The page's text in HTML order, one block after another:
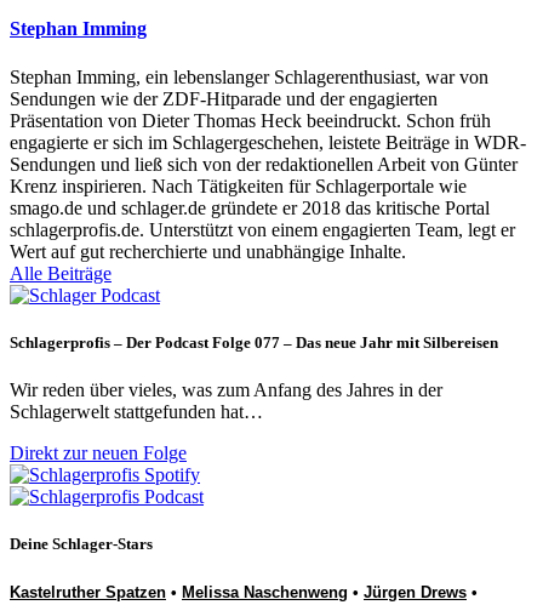
Stephan Imming
Stephan Imming, ein lebenslanger Schlagerenthusiast, war von
Sendungen wie der ZDF-Hitparade und der engagierten
Präsentation von Dieter Thomas Heck beeindruckt. Schon früh
engagierte er sich im Schlagergeschehen, leistete Beiträge in WDR-
Sendungen und ließ sich von der redaktionellen Arbeit von Günter
Krenz inspirieren. Nach Tätigkeiten für Schlagerportale wie
smago.de und schlager.de gründete er 2018 das kritische Portal
schlagerprofis.de. Unterstützt von einem engagierten Team, legt er
Wert auf gut recherchierte und unabhängige Inhalte.
Alle Beiträge
Schlagerprofis – Der Podcast Folge 077 – Das neue Jahr mit Silbereisen
Wir reden über vieles, was zum Anfang des Jahres in der
Schlagerwelt stattgefunden hat…
Direkt zur neuen Folge
Deine Schlager-Stars
Kastelruther Spatzen • Melissa Naschenweng • Jürgen Drews •